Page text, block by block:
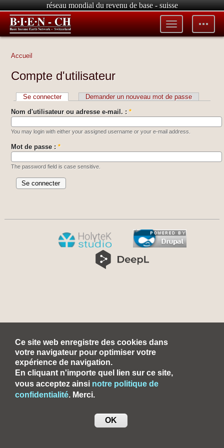
réseau mondial du revenu de base - suisse
Toggle
tools
Toggle
menu
Accueil
Compte d'utilisateur
Se connecter
Demander un nouveau mot de passe
Nom d'utilisateur ou adresse e-mail. : *
You may login with either your assigned username or your e-mail address.
Mot de passe : *
The password field is case sensitive.
Ce site web enregistre des cookies dans
votre navigateur pour optimiser votre
expérience de navigation.
En cliquant n'importe quel lien sur ce site,
vous acceptez ainsi notre politique de
confidentialité. Merci.
OK